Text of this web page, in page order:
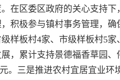
在区委区政府的关心支持
积极参与镇村事务管理，
样板村4家、市级样板村5
，累计支持景德福香草园
。三是推进农村宜居宜业